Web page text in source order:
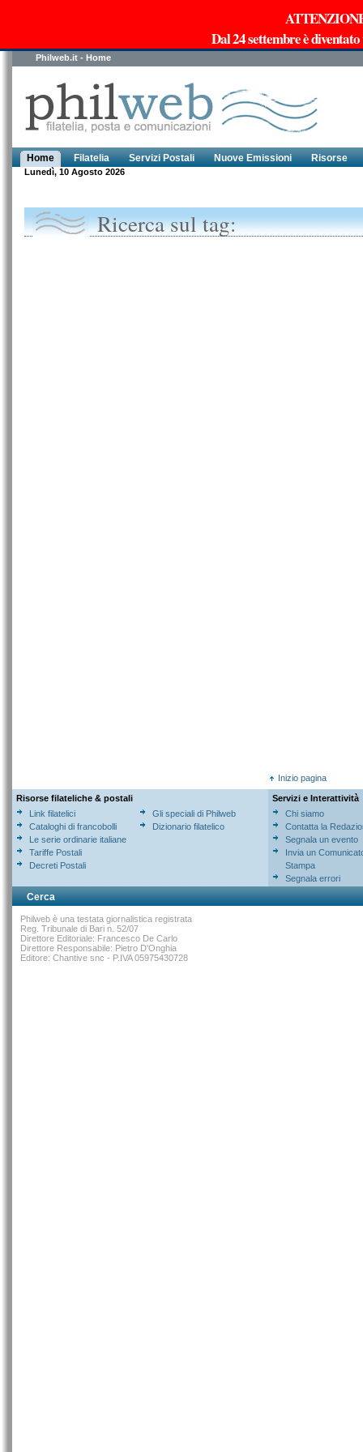
Dal 24 settembre è
Philweb.it - Home
Home Filatelia Servizi Postali Nuove Emissioni Risorse
Lunedì, 10 Agosto 2026
Ricerca sul tag:
Inizio pagina
Risorse filateliche & postali
Link filatelici
Cataloghi di francobolli
Le serie ordinarie italiane
Tariffe Postali
Decreti Postali
Gli speciali di Philweb
Dizionario filatelico
Servizi e Interattività
Chi siamo
Contatta la
Segnala un evento
Invia un
Stampa
Segnala errori
Cerca
Philweb è una testata giornalistica registrata
Reg. Tribunale di Bari n. 52/07
Direttore Editoriale: Francesco De Carlo
Direttore Responsabile: Pietro D'Onghia
Editore: Chantive snc - P.IVA 05975430728